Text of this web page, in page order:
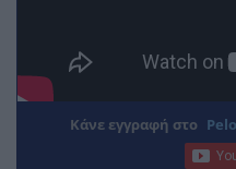
Κάνε εγγραφή στο